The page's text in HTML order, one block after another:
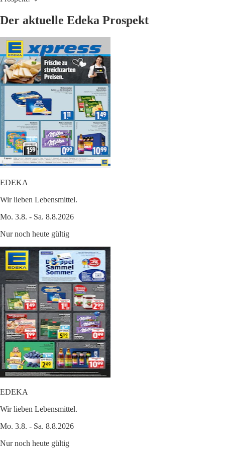
Der aktuelle Edeka Prospekt
EDEKA
Wir lieben Lebensmittel.
Mo. 3.8. - Sa. 8.8.2026
Nur noch heute gültig
EDEKA
Wir lieben Lebensmittel.
Mo. 3.8. - Sa. 8.8.2026
Nur noch heute gültig